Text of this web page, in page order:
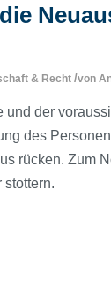
& Recht /von
der
des
rücken. Zum